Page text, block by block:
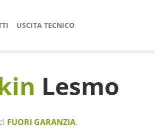
USCITA TECNICO
Lesmo
FUORI GARANZIA.